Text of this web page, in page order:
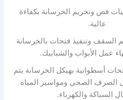
قص وتخريم الخرسانة بكفاءة
عالية.
السقف وتنفيذ فتحات بالخرسانة
عمل الأبواب والشبابيك.
أسطوانية بهيكل الخرسانة يتم
الصرف الصحي ومواسير المياه
السباكة والكهرباء.